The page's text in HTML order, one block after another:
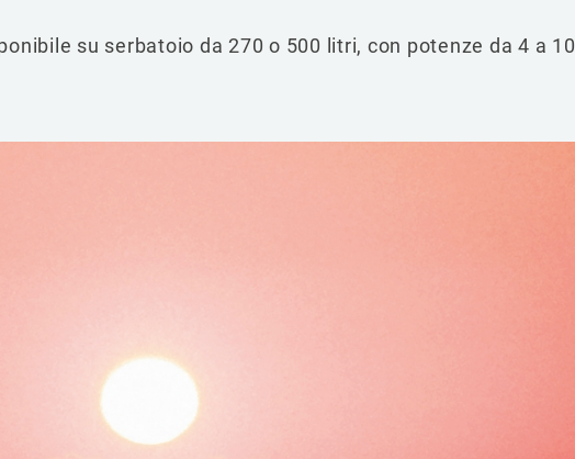
su serbatoio da 270 o 500 litri, con potenze da 4 a 10